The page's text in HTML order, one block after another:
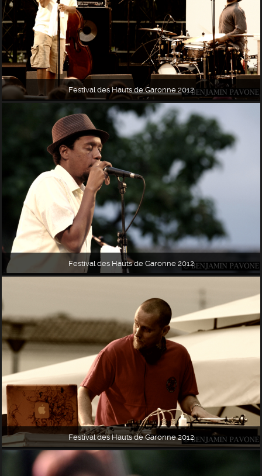
Festival des Hauts de Garonne 2012
Festival des Hauts de Garonne 2012
Festival des Hauts de Garonne 2012